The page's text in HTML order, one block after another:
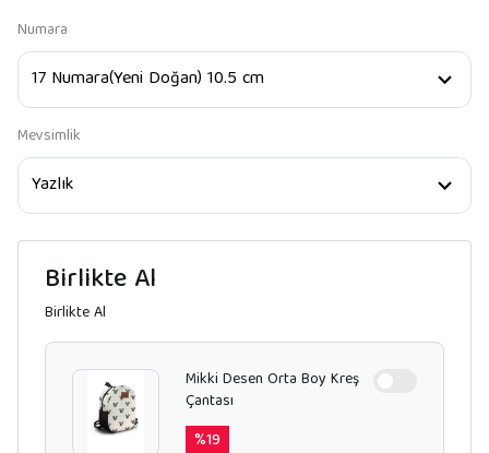
Numara
Mevsimlik
Birlikte Al
Birlikte Al
Mikki Desen Orta Boy Kreş
Çantası
%19